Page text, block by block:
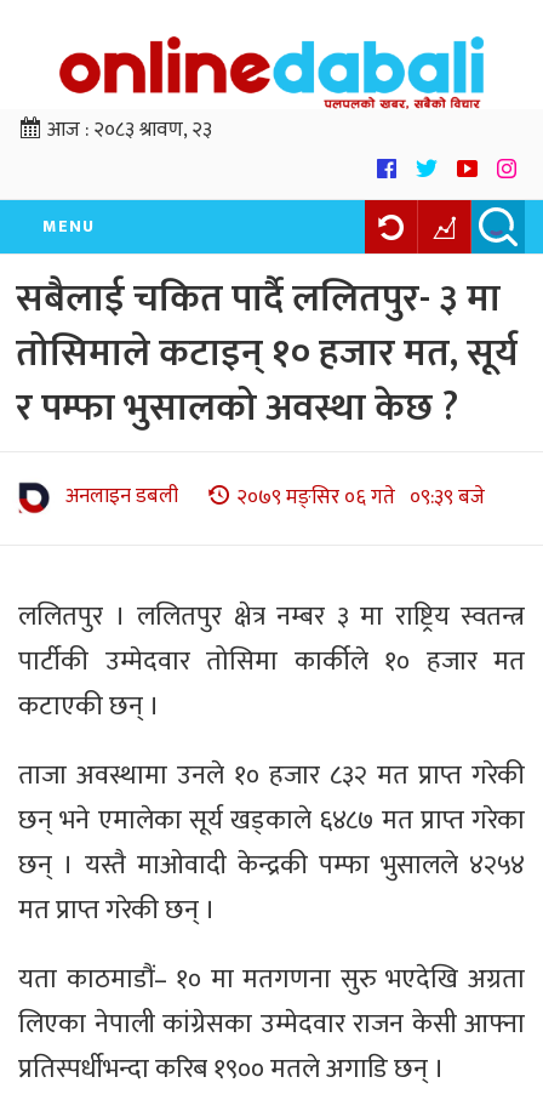
आज :२०८३ श्रावण, २३
MENU
सबैलाई चकित पार्दै ललितपुर- ३ मा
तोसिमाले कटाइन् १० हजार मत, सूर्य
र पम्फा भुसालको अवस्था केछ ?
अनलाइन डबली २०७९ मङ्सिर ०६ गते ०९:३९ बजे
ललितपुर । ललितपुर क्षेत्र नम्बर ३ मा राष्ट्रिय स्वतन्त्र
पार्टीकी उम्मेदवार तोसिमा कार्कीले १० हजार मत
कटाएकी छन् ।
ताजा अवस्थामा उनले १० हजार ८३२ मत प्राप्त गरेकी
छन् भने एमालेका सूर्य खड्काले ६४८७ मत प्राप्त गरेका
छन् । यस्तै माओवादी केन्द्रकी पम्फा भुसालले ४२५४
मत प्राप्त गरेकी छन् ।
यता काठमाडौं– १० मा मतगणना सुरु भएदेखि अग्रता
लिएका नेपाली कांग्रेसका उम्मेदवार राजन केसी आफ्ना
प्रतिस्पर्धीभन्दा करिब १९०० मतले अगाडि छन् ।